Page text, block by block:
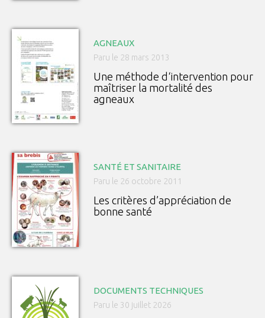
AGNEAUX
Paru le 28 mars 2013
Une méthode d‘intervention pour
maîtriser la mortalité des
agneaux
SANTÉ ET SANITAIRE
Paru le 26 octobre 2011
Les critères d’appréciation de
bonne santé
DOCUMENTS TECHNIQUES
Paru le 30 juillet 2026